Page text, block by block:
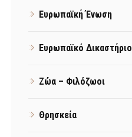
Ευρωπαϊκή Ένωση
Ευρωπαϊκό Δικαστήριο
Ζώα – Φιλόζωοι
Θρησκεία